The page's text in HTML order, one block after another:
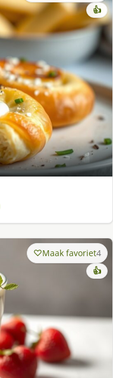
👍
Maak favoriet4
👍